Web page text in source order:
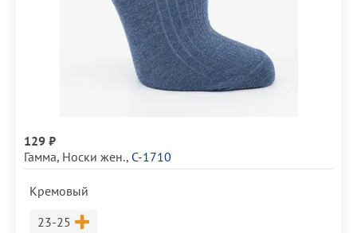
129 ₽
Гамма, Носки жен., С-1710
Кремовый
Размер
23-25